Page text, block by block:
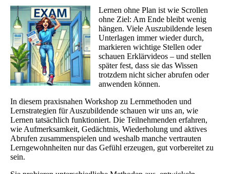
Lernen ohne Plan ist wie Scrollen
ohne Ziel: Am Ende bleibt wenig
hängen. Viele Auszubildende lesen
Unterlagen immer wieder durch,
markieren wichtige Stellen oder
schauen Erklärvideos – und stellen
später fest, dass sie das Wissen
trotzdem nicht sicher abrufen oder
anwenden können.
In diesem praxisnahen Workshop zu Lernmethoden und
Lernstrategien für Auszubildende schauen wir uns an, wie
Lernen tatsächlich funktioniert. Die Teilnehmenden erfahren,
wie Aufmerksamkeit, Gedächtnis, Wiederholung und aktives
Abrufen zusammenspielen und weshalb manche vertrauten
Lerngewohnheiten nur das Gefühl erzeugen, gut vorbereitet zu
sein.